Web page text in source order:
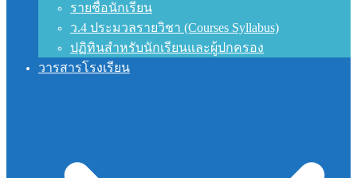
รายชื่อนักเรียน
ว.4 ประมวลรายวิชา (Courses Syllabus)
ปฏิทินสำหรับนักเรียนและผู้ปกครอง
วารสารโรงเรียน